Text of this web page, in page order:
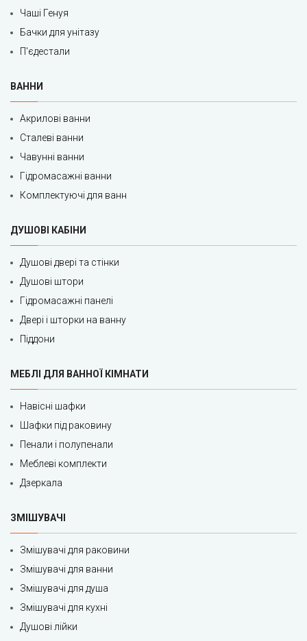
Чаші Генуя
Бачки для унітазу
П'єдестали
ВАННИ
Акрилові ванни
Сталеві ванни
Чавунні ванни
Гідромасажні ванни
Комплектуючі для ванн
ДУШОВІ КАБІНИ
Душові двері та стінки
Душові штори
Гідромасажні панелі
Двері і шторки на ванну
Піддони
МЕБЛІ ДЛЯ ВАННОЇ КІМНАТИ
Навісні шафки
Шафки під раковину
Пенали і полупенали
Меблеві комплекти
Дзеркала
ЗМІШУВАЧІ
Змішувачі для раковини
Змішувачі для ванни
Змішувачі для душа
Змішувачі для кухні
Душові лійки